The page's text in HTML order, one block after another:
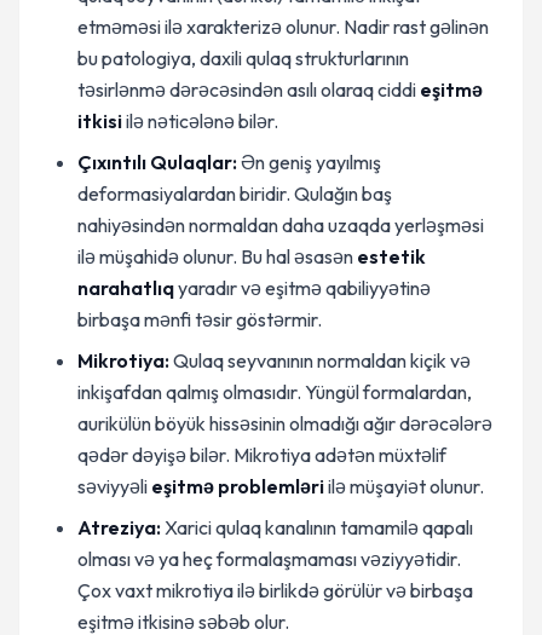
etməməsi ilə xarakterizə olunur. Nadir rast gəlinən
bu patologiya, daxili qulaq strukturlarının
təsirlənmə dərəcəsindən asılı olaraq ciddi eşitmə
itkisiilə nəticələnə bilər.
Çıxıntılı Qulaqlar:Ən geniş yayılmış
deformasiyalardan biridir. Qulağın baş
nahiyəsindən normaldan daha uzaqda yerləşməsi
ilə müşahidə olunur. Bu hal əsasən estetik
narahatlıqyaradır və eşitmə qabiliyyətinə
birbaşa mənfi təsir göstərmir.
Mikrotiya:Qulaq seyvanının normaldan kiçik və
inkişafdan qalmış olmasıdır. Yüngül formalardan,
aurikülün böyük hissəsinin olmadığı ağır dərəcələrə
qədər dəyişə bilər. Mikrotiya adətən müxtəlif
səviyyəli eşitmə problemləriilə müşayiət olunur.
Atreziya:Xarici qulaq kanalının tamamilə qapalı
olması və ya heç formalaşmaması vəziyyətidir.
Çox vaxt mikrotiya ilə birlikdə görülür və birbaşa
eşitmə itkisinə səbəb olur.